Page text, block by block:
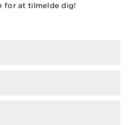
for at tilmelde dig!